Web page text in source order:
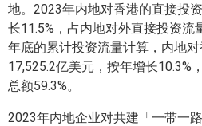
地。2023年内地对香港的直接投
长11.5%，占内地对外直接投资流
年底的累计投资流量计算，内地
17,525.2亿美元，按年增长10.3%
总额59.3%。
2023年内地企业对共建「一带一